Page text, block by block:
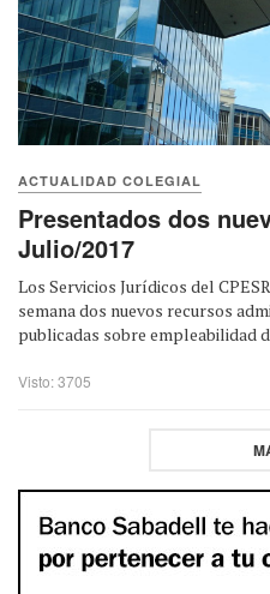
ACTUALIDAD COLEGIAL
Presentados dos
Julio/2017
Los Servicios Jurídicos del
semana dos nuevos recursos
publicadas sobre empleabilidad
Visto: 3705